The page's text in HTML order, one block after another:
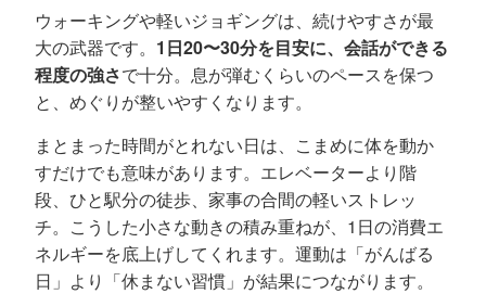
ウォーキングや軽いジョギングは、続けやすさが最
大の武器です。 1日20〜30分を目安に、会話ができる
程度の強さで十分。息が弾むくらいのペースを保つ
と、めぐりが整いやすくなります。
まとまった時間がとれない日は、こまめに体を動か
すだけでも意味があります。エレベーターより階
段、ひと駅分の徒歩、家事の合間の軽いストレッ
チ。こうした小さな動きの積み重ねが、1日の消費エ
ネルギーを底上げしてくれます。運動は「がんばる
日」より「休まない習慣」が結果につながります。